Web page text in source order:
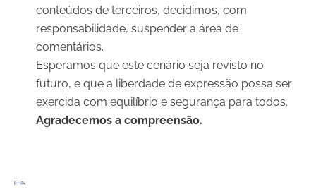
conteúdos de terceiros, decidimos, com
responsabilidade, suspender a área de
comentários.
Esperamos que este cenário seja revisto no
futuro, e que a liberdade de expressão possa ser
exercida com equilíbrio e segurança para todos.
Agradecemos a compreensão.